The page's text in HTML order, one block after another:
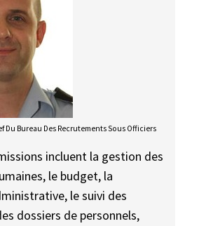
Du Bureau Des Recrutements Sous Officiers
incluent la gestion des
le budget, la
le suivi des
dossiers de personnels,